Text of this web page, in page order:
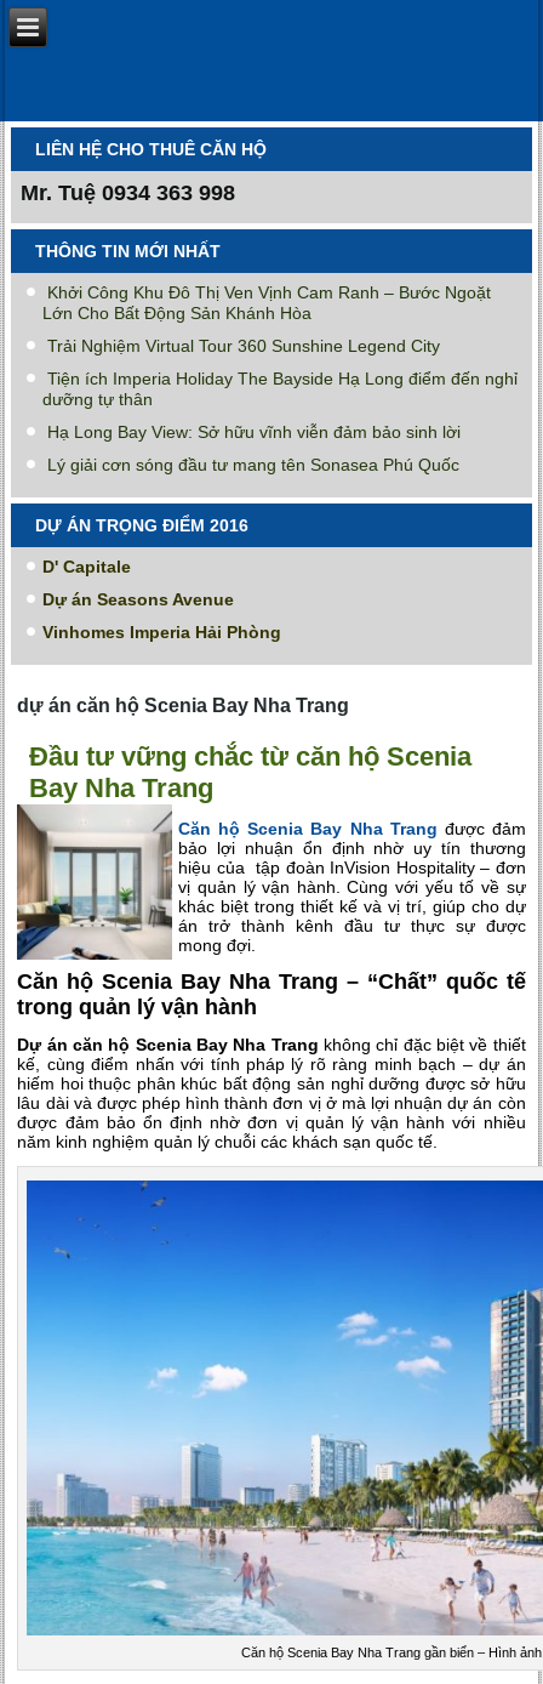
LIÊN HỆ CHO THUÊ CĂN HỘ
Mr. Tuệ 0934 363 998
THÔNG TIN MỚI NHẤT
Khởi Công Khu Đô Thị Ven Vịnh Cam Ranh – Bước Ngoặt
Lớn Cho Bất Động Sản Khánh Hòa
Trải Nghiệm Virtual Tour 360 Sunshine Legend City
Tiện ích Imperia Holiday The Bayside Hạ Long điểm đến nghỉ
dưỡng tự thân
Hạ Long Bay View: Sở hữu vĩnh viễn đảm bảo sinh lời
Lý giải cơn sóng đầu tư mang tên Sonasea Phú Quốc
DỰ ÁN TRỌNG ĐIỂM 2016
D' Capitale
Dự án Seasons Avenue
Vinhomes Imperia Hải Phòng
dự án căn hộ Scenia Bay Nha Trang
Đầu tư vững chắc từ căn hộ Scenia
Bay Nha Trang
Căn hộ Scenia Bay Nha Trang được đảm
bảo lợi nhuận ổn định nhờ uy tín thương
hiệu của tập đoàn InVision Hospitality – đơn
vị quản lý vận hành. Cùng với yếu tố về sự
khác biệt trong thiết kế và vị trí, giúp cho dự
án trở thành kênh đầu tư thực sự được
mong đợi.
Căn hộ Scenia Bay Nha Trang – “Chất” quốc tế
trong quản lý vận hành
Dự án căn hộ Scenia Bay Nha Trang không chỉ đặc biệt về thiết
kế, cùng điểm nhấn với tính pháp lý rõ ràng minh bạch – dự án
hiếm hoi thuộc phân khúc bất động sản nghỉ dưỡng được sở hữu
lâu dài và được phép hình thành đơn vị ở mà lợi nhuận dự án còn
được đảm bảo ổn định nhờ đơn vị quản lý vận hành với nhiều
năm kinh nghiệm quản lý chuỗi các khách sạn quốc tế.
Căn hộ Scenia Bay Nha Trang gần biển – Hình